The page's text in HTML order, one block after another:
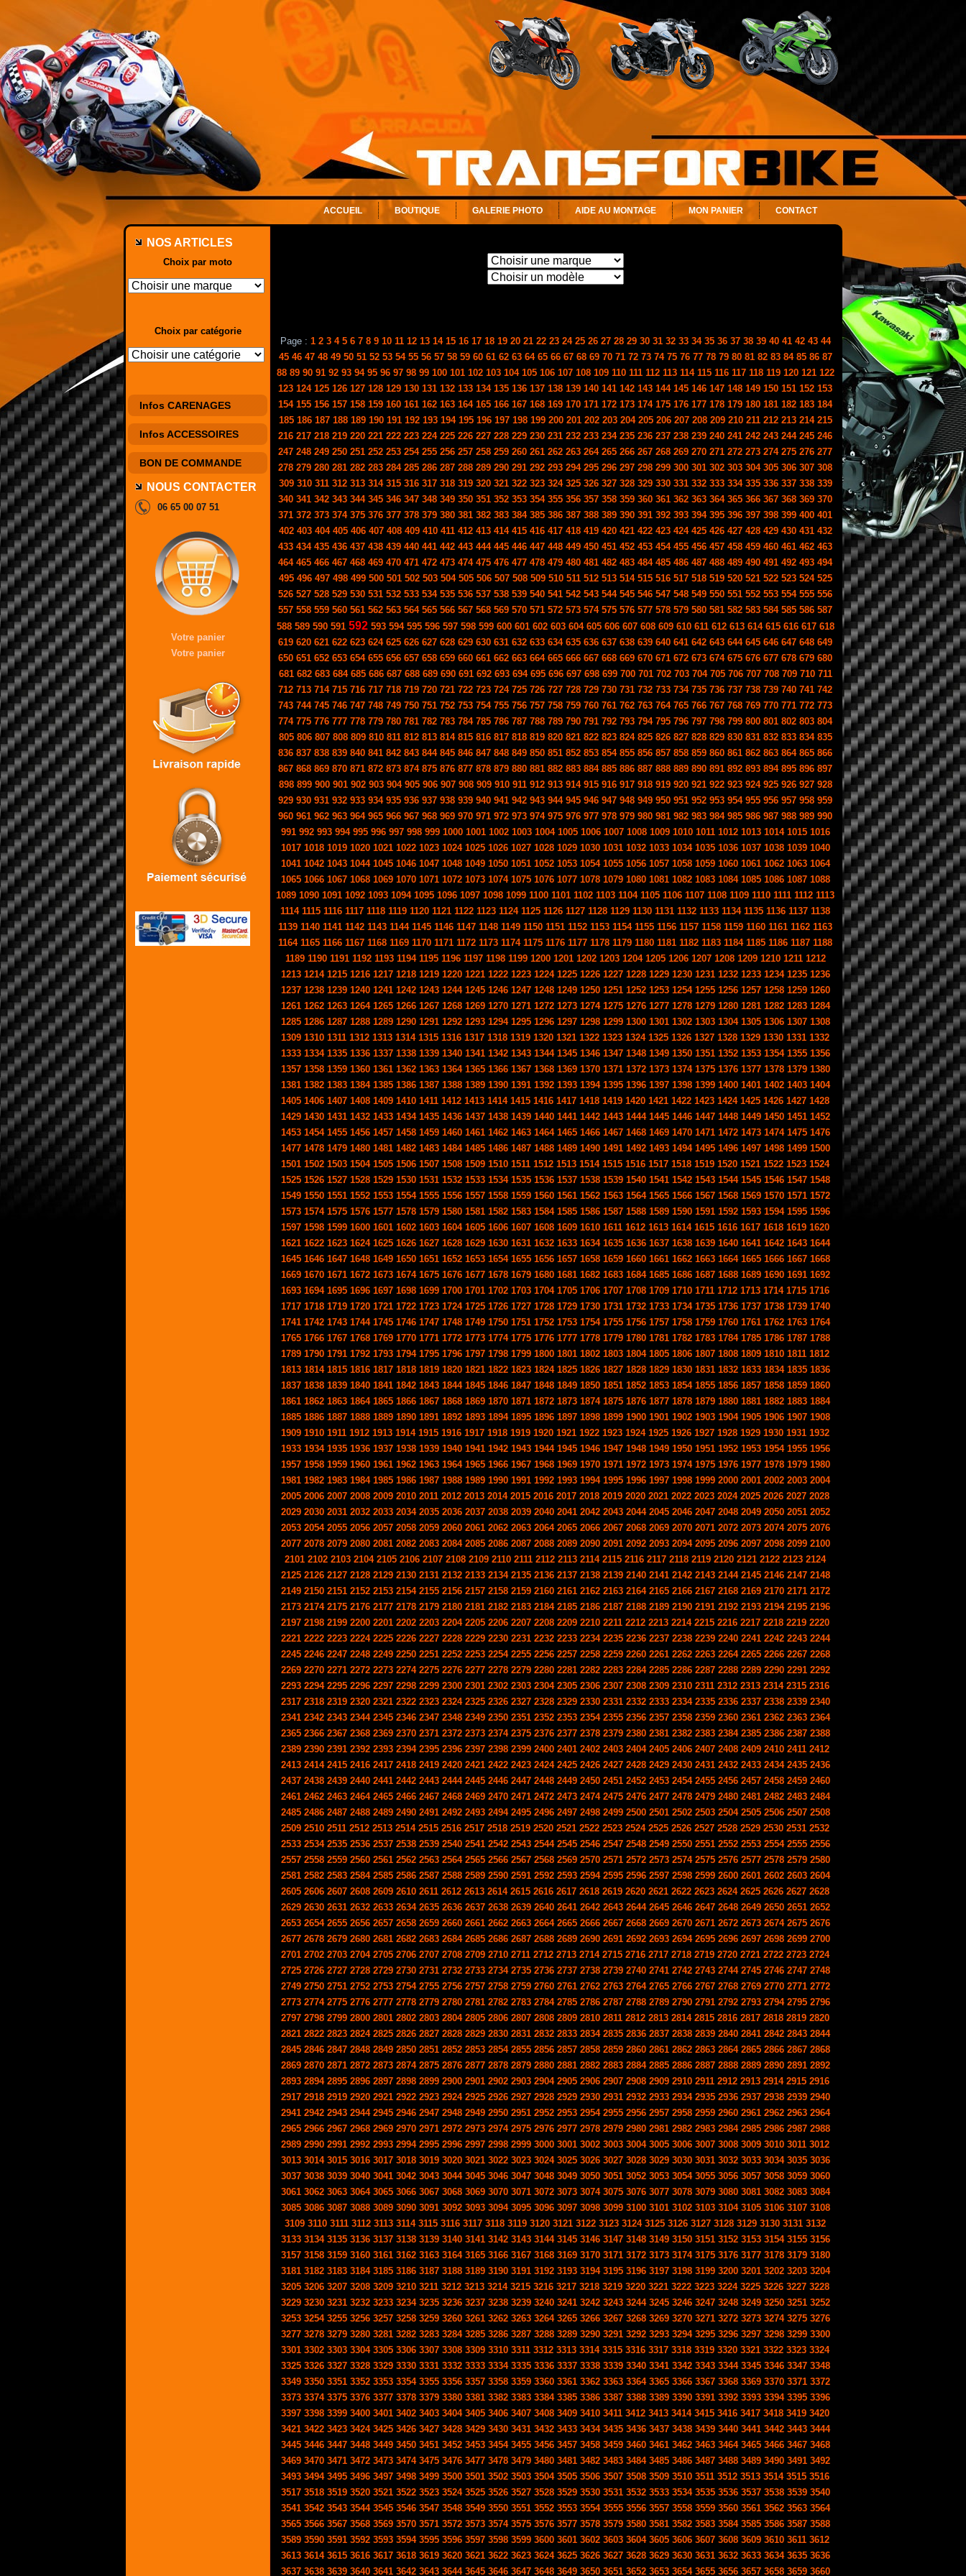
ACCUEIL BOUTIQUE GALERIE PHOTO AIDE AU MONTAGE MON PANIER CONTACT
NOS ARTICLES
Choix par moto
Choix par catégorie
Infos CARENAGES
Infos ACCESSOIRES
BON DE COMMANDE
NOUS CONTACTER
06 65 00 07 51
Votre panier
Votre panier
Page : 1 2 3 4 5 6 7 8 9 10 11 12 13 14 15 16 17 18 19 20 21 22 23 24 25 26 27 28 29 30 31 32 33 34 35 36 37 38 39 40 41 42 43 44
45 46 47 48 49 50 51 52 53 54 55 56 57 58 59 60 61 62 63 64 65 66 67 68 69 70 71 72 73 74 75 76 77 78 79 80 81 82 83 84 85 86 87
88 89 90 91 92 93 94 95 96 97 98 99 100 101 102 103 104 105 106 107 108 109 110 111 112 113 114 115 116 117 118 119 120 121 122
123 124 125 126 127 128 129 130 131 132 133 134 135 136 137 138 139 140 141 142 143 144 145 146 147 148 149 150 151 152 153
154 155 156 157 158 159 160 161 162 163 164 165 166 167 168 169 170 171 172 173 174 175 176 177 178 179 180 181 182 183 184
185 186 187 188 189 190 191 192 193 194 195 196 197 198 199 200 201 202 203 204 205 206 207 208 209 210 211 212 213 214 215
216 217 218 219 220 221 222 223 224 225 226 227 228 229 230 231 232 233 234 235 236 237 238 239 240 241 242 243 244 245 246
247 248 249 250 251 252 253 254 255 256 257 258 259 260 261 262 263 264 265 266 267 268 269 270 271 272 273 274 275 276 277
278 279 280 281 282 283 284 285 286 287 288 289 290 291 292 293 294 295 296 297 298 299 300 301 302 303 304 305 306 307 308
309 310 311 312 313 314 315 316 317 318 319 320 321 322 323 324 325 326 327 328 329 330 331 332 333 334 335 336 337 338 339
340 341 342 343 344 345 346 347 348 349 350 351 352 353 354 355 356 357 358 359 360 361 362 363 364 365 366 367 368 369 370
371 372 373 374 375 376 377 378 379 380 381 382 383 384 385 386 387 388 389 390 391 392 393 394 395 396 397 398 399 400 401
402 403 404 405 406 407 408 409 410 411 412 413 414 415 416 417 418 419 420 421 422 423 424 425 426 427 428 429 430 431 432
433 434 435 436 437 438 439 440 441 442 443 444 445 446 447 448 449 450 451 452 453 454 455 456 457 458 459 460 461 462 463
464 465 466 467 468 469 470 471 472 473 474 475 476 477 478 479 480 481 482 483 484 485 486 487 488 489 490 491 492 493 494
495 496 497 498 499 500 501 502 503 504 505 506 507 508 509 510 511 512 513 514 515 516 517 518 519 520 521 522 523 524 525
526 527 528 529 530 531 532 533 534 535 536 537 538 539 540 541 542 543 544 545 546 547 548 549 550 551 552 553 554 555 556
557 558 559 560 561 562 563 564 565 566 567 568 569 570 571 572 573 574 575 576 577 578 579 580 581 582 583 584 585 586 587
588 589 590 591 592 593 594 595 596 597 598 599 600 601 602 603 604 605 606 607 608 609 610 611 612 613 614 615 616 617 618
619 620 621 622 623 624 625 626 627 628 629 630 631 632 633 634 635 636 637 638 639 640 641 642 643 644 645 646 647 648 649
650 651 652 653 654 655 656 657 658 659 660 661 662 663 664 665 666 667 668 669 670 671 672 673 674 675 676 677 678 679 680
681 682 683 684 685 686 687 688 689 690 691 692 693 694 695 696 697 698 699 700 701 702 703 704 705 706 707 708 709 710 711
712 713 714 715 716 717 718 719 720 721 722 723 724 725 726 727 728 729 730 731 732 733 734 735 736 737 738 739 740 741 742
743 744 745 746 747 748 749 750 751 752 753 754 755 756 757 758 759 760 761 762 763 764 765 766 767 768 769 770 771 772 773
774 775 776 777 778 779 780 781 782 783 784 785 786 787 788 789 790 791 792 793 794 795 796 797 798 799 800 801 802 803 804
805 806 807 808 809 810 811 812 813 814 815 816 817 818 819 820 821 822 823 824 825 826 827 828 829 830 831 832 833 834 835
836 837 838 839 840 841 842 843 844 845 846 847 848 849 850 851 852 853 854 855 856 857 858 859 860 861 862 863 864 865 866
867 868 869 870 871 872 873 874 875 876 877 878 879 880 881 882 883 884 885 886 887 888 889 890 891 892 893 894 895 896 897
898 899 900 901 902 903 904 905 906 907 908 909 910 911 912 913 914 915 916 917 918 919 920 921 922 923 924 925 926 927 928
929 930 931 932 933 934 935 936 937 938 939 940 941 942 943 944 945 946 947 948 949 950 951 952 953 954 955 956 957 958 959
960 961 962 963 964 965 966 967 968 969 970 971 972 973 974 975 976 977 978 979 980 981 982 983 984 985 986 987 988 989 990
991 992 993 994 995 996 997 998 999 1000 1001 1002 1003 1004 1005 1006 1007 1008 1009 1010 1011 1012 1013 1014 1015 1016
1017 1018 1019 1020 1021 1022 1023 1024 1025 1026 1027 1028 1029 1030 1031 1032 1033 1034 1035 1036 1037 1038 1039 1040
1041 1042 1043 1044 1045 1046 1047 1048 1049 1050 1051 1052 1053 1054 1055 1056 1057 1058 1059 1060 1061 1062 1063 1064
1065 1066 1067 1068 1069 1070 1071 1072 1073 1074 1075 1076 1077 1078 1079 1080 1081 1082 1083 1084 1085 1086 1087 1088
1089 1090 1091 1092 1093 1094 1095 1096 1097 1098 1099 1100 1101 1102 1103 1104 1105 1106 1107 1108 1109 1110 1111 1112 1113
1114 1115 1116 1117 1118 1119 1120 1121 1122 1123 1124 1125 1126 1127 1128 1129 1130 1131 1132 1133 1134 1135 1136 1137 1138
1139 1140 1141 1142 1143 1144 1145 1146 1147 1148 1149 1150 1151 1152 1153 1154 1155 1156 1157 1158 1159 1160 1161 1162 1163
1164 1165 1166 1167 1168 1169 1170 1171 1172 1173 1174 1175 1176 1177 1178 1179 1180 1181 1182 1183 1184 1185 1186 1187 1188
1189 1190 1191 1192 1193 1194 1195 1196 1197 1198 1199 1200 1201 1202 1203 1204 1205 1206 1207 1208 1209 1210 1211 1212
1213 1214 1215 1216 1217 1218 1219 1220 1221 1222 1223 1224 1225 1226 1227 1228 1229 1230 1231 1232 1233 1234 1235 1236
1237 1238 1239 1240 1241 1242 1243 1244 1245 1246 1247 1248 1249 1250 1251 1252 1253 1254 1255 1256 1257 1258 1259 1260
1261 1262 1263 1264 1265 1266 1267 1268 1269 1270 1271 1272 1273 1274 1275 1276 1277 1278 1279 1280 1281 1282 1283 1284
1285 1286 1287 1288 1289 1290 1291 1292 1293 1294 1295 1296 1297 1298 1299 1300 1301 1302 1303 1304 1305 1306 1307 1308
1309 1310 1311 1312 1313 1314 1315 1316 1317 1318 1319 1320 1321 1322 1323 1324 1325 1326 1327 1328 1329 1330 1331 1332
1333 1334 1335 1336 1337 1338 1339 1340 1341 1342 1343 1344 1345 1346 1347 1348 1349 1350 1351 1352 1353 1354 1355 1356
1357 1358 1359 1360 1361 1362 1363 1364 1365 1366 1367 1368 1369 1370 1371 1372 1373 1374 1375 1376 1377 1378 1379 1380
1381 1382 1383 1384 1385 1386 1387 1388 1389 1390 1391 1392 1393 1394 1395 1396 1397 1398 1399 1400 1401 1402 1403 1404
1405 1406 1407 1408 1409 1410 1411 1412 1413 1414 1415 1416 1417 1418 1419 1420 1421 1422 1423 1424 1425 1426 1427 1428
1429 1430 1431 1432 1433 1434 1435 1436 1437 1438 1439 1440 1441 1442 1443 1444 1445 1446 1447 1448 1449 1450 1451 1452
1453 1454 1455 1456 1457 1458 1459 1460 1461 1462 1463 1464 1465 1466 1467 1468 1469 1470 1471 1472 1473 1474 1475 1476
1477 1478 1479 1480 1481 1482 1483 1484 1485 1486 1487 1488 1489 1490 1491 1492 1493 1494 1495 1496 1497 1498 1499 1500
1501 1502 1503 1504 1505 1506 1507 1508 1509 1510 1511 1512 1513 1514 1515 1516 1517 1518 1519 1520 1521 1522 1523 1524
1525 1526 1527 1528 1529 1530 1531 1532 1533 1534 1535 1536 1537 1538 1539 1540 1541 1542 1543 1544 1545 1546 1547 1548
1549 1550 1551 1552 1553 1554 1555 1556 1557 1558 1559 1560 1561 1562 1563 1564 1565 1566 1567 1568 1569 1570 1571 1572
1573 1574 1575 1576 1577 1578 1579 1580 1581 1582 1583 1584 1585 1586 1587 1588 1589 1590 1591 1592 1593 1594 1595 1596
1597 1598 1599 1600 1601 1602 1603 1604 1605 1606 1607 1608 1609 1610 1611 1612 1613 1614 1615 1616 1617 1618 1619 1620
1621 1622 1623 1624 1625 1626 1627 1628 1629 1630 1631 1632 1633 1634 1635 1636 1637 1638 1639 1640 1641 1642 1643 1644
1645 1646 1647 1648 1649 1650 1651 1652 1653 1654 1655 1656 1657 1658 1659 1660 1661 1662 1663 1664 1665 1666 1667 1668
1669 1670 1671 1672 1673 1674 1675 1676 1677 1678 1679 1680 1681 1682 1683 1684 1685 1686 1687 1688 1689 1690 1691 1692
1693 1694 1695 1696 1697 1698 1699 1700 1701 1702 1703 1704 1705 1706 1707 1708 1709 1710 1711 1712 1713 1714 1715 1716
1717 1718 1719 1720 1721 1722 1723 1724 1725 1726 1727 1728 1729 1730 1731 1732 1733 1734 1735 1736 1737 1738 1739 1740
1741 1742 1743 1744 1745 1746 1747 1748 1749 1750 1751 1752 1753 1754 1755 1756 1757 1758 1759 1760 1761 1762 1763 1764
1765 1766 1767 1768 1769 1770 1771 1772 1773 1774 1775 1776 1777 1778 1779 1780 1781 1782 1783 1784 1785 1786 1787 1788
1789 1790 1791 1792 1793 1794 1795 1796 1797 1798 1799 1800 1801 1802 1803 1804 1805 1806 1807 1808 1809 1810 1811 1812
1813 1814 1815 1816 1817 1818 1819 1820 1821 1822 1823 1824 1825 1826 1827 1828 1829 1830 1831 1832 1833 1834 1835 1836
1837 1838 1839 1840 1841 1842 1843 1844 1845 1846 1847 1848 1849 1850 1851 1852 1853 1854 1855 1856 1857 1858 1859 1860
1861 1862 1863 1864 1865 1866 1867 1868 1869 1870 1871 1872 1873 1874 1875 1876 1877 1878 1879 1880 1881 1882 1883 1884
1885 1886 1887 1888 1889 1890 1891 1892 1893 1894 1895 1896 1897 1898 1899 1900 1901 1902 1903 1904 1905 1906 1907 1908
1909 1910 1911 1912 1913 1914 1915 1916 1917 1918 1919 1920 1921 1922 1923 1924 1925 1926 1927 1928 1929 1930 1931 1932
1933 1934 1935 1936 1937 1938 1939 1940 1941 1942 1943 1944 1945 1946 1947 1948 1949 1950 1951 1952 1953 1954 1955 1956
1957 1958 1959 1960 1961 1962 1963 1964 1965 1966 1967 1968 1969 1970 1971 1972 1973 1974 1975 1976 1977 1978 1979 1980
1981 1982 1983 1984 1985 1986 1987 1988 1989 1990 1991 1992 1993 1994 1995 1996 1997 1998 1999 2000 2001 2002 2003 2004
2005 2006 2007 2008 2009 2010 2011 2012 2013 2014 2015 2016 2017 2018 2019 2020 2021 2022 2023 2024 2025 2026 2027 2028
2029 2030 2031 2032 2033 2034 2035 2036 2037 2038 2039 2040 2041 2042 2043 2044 2045 2046 2047 2048 2049 2050 2051 2052
2053 2054 2055 2056 2057 2058 2059 2060 2061 2062 2063 2064 2065 2066 2067 2068 2069 2070 2071 2072 2073 2074 2075 2076
2077 2078 2079 2080 2081 2082 2083 2084 2085 2086 2087 2088 2089 2090 2091 2092 2093 2094 2095 2096 2097 2098 2099 2100
2101 2102 2103 2104 2105 2106 2107 2108 2109 2110 2111 2112 2113 2114 2115 2116 2117 2118 2119 2120 2121 2122 2123 2124
2125 2126 2127 2128 2129 2130 2131 2132 2133 2134 2135 2136 2137 2138 2139 2140 2141 2142 2143 2144 2145 2146 2147 2148
2149 2150 2151 2152 2153 2154 2155 2156 2157 2158 2159 2160 2161 2162 2163 2164 2165 2166 2167 2168 2169 2170 2171 2172
2173 2174 2175 2176 2177 2178 2179 2180 2181 2182 2183 2184 2185 2186 2187 2188 2189 2190 2191 2192 2193 2194 2195 2196
2197 2198 2199 2200 2201 2202 2203 2204 2205 2206 2207 2208 2209 2210 2211 2212 2213 2214 2215 2216 2217 2218 2219 2220
2221 2222 2223 2224 2225 2226 2227 2228 2229 2230 2231 2232 2233 2234 2235 2236 2237 2238 2239 2240 2241 2242 2243 2244
2245 2246 2247 2248 2249 2250 2251 2252 2253 2254 2255 2256 2257 2258 2259 2260 2261 2262 2263 2264 2265 2266 2267 2268
2269 2270 2271 2272 2273 2274 2275 2276 2277 2278 2279 2280 2281 2282 2283 2284 2285 2286 2287 2288 2289 2290 2291 2292
2293 2294 2295 2296 2297 2298 2299 2300 2301 2302 2303 2304 2305 2306 2307 2308 2309 2310 2311 2312 2313 2314 2315 2316
2317 2318 2319 2320 2321 2322 2323 2324 2325 2326 2327 2328 2329 2330 2331 2332 2333 2334 2335 2336 2337 2338 2339 2340
2341 2342 2343 2344 2345 2346 2347 2348 2349 2350 2351 2352 2353 2354 2355 2356 2357 2358 2359 2360 2361 2362 2363 2364
2365 2366 2367 2368 2369 2370 2371 2372 2373 2374 2375 2376 2377 2378 2379 2380 2381 2382 2383 2384 2385 2386 2387 2388
2389 2390 2391 2392 2393 2394 2395 2396 2397 2398 2399 2400 2401 2402 2403 2404 2405 2406 2407 2408 2409 2410 2411 2412
2413 2414 2415 2416 2417 2418 2419 2420 2421 2422 2423 2424 2425 2426 2427 2428 2429 2430 2431 2432 2433 2434 2435 2436
2437 2438 2439 2440 2441 2442 2443 2444 2445 2446 2447 2448 2449 2450 2451 2452 2453 2454 2455 2456 2457 2458 2459 2460
2461 2462 2463 2464 2465 2466 2467 2468 2469 2470 2471 2472 2473 2474 2475 2476 2477 2478 2479 2480 2481 2482 2483 2484
2485 2486 2487 2488 2489 2490 2491 2492 2493 2494 2495 2496 2497 2498 2499 2500 2501 2502 2503 2504 2505 2506 2507 2508
2509 2510 2511 2512 2513 2514 2515 2516 2517 2518 2519 2520 2521 2522 2523 2524 2525 2526 2527 2528 2529 2530 2531 2532
2533 2534 2535 2536 2537 2538 2539 2540 2541 2542 2543 2544 2545 2546 2547 2548 2549 2550 2551 2552 2553 2554 2555 2556
2557 2558 2559 2560 2561 2562 2563 2564 2565 2566 2567 2568 2569 2570 2571 2572 2573 2574 2575 2576 2577 2578 2579 2580
2581 2582 2583 2584 2585 2586 2587 2588 2589 2590 2591 2592 2593 2594 2595 2596 2597 2598 2599 2600 2601 2602 2603 2604
2605 2606 2607 2608 2609 2610 2611 2612 2613 2614 2615 2616 2617 2618 2619 2620 2621 2622 2623 2624 2625 2626 2627 2628
2629 2630 2631 2632 2633 2634 2635 2636 2637 2638 2639 2640 2641 2642 2643 2644 2645 2646 2647 2648 2649 2650 2651 2652
2653 2654 2655 2656 2657 2658 2659 2660 2661 2662 2663 2664 2665 2666 2667 2668 2669 2670 2671 2672 2673 2674 2675 2676
2677 2678 2679 2680 2681 2682 2683 2684 2685 2686 2687 2688 2689 2690 2691 2692 2693 2694 2695 2696 2697 2698 2699 2700
2701 2702 2703 2704 2705 2706 2707 2708 2709 2710 2711 2712 2713 2714 2715 2716 2717 2718 2719 2720 2721 2722 2723 2724
2725 2726 2727 2728 2729 2730 2731 2732 2733 2734 2735 2736 2737 2738 2739 2740 2741 2742 2743 2744 2745 2746 2747 2748
2749 2750 2751 2752 2753 2754 2755 2756 2757 2758 2759 2760 2761 2762 2763 2764 2765 2766 2767 2768 2769 2770 2771 2772
2773 2774 2775 2776 2777 2778 2779 2780 2781 2782 2783 2784 2785 2786 2787 2788 2789 2790 2791 2792 2793 2794 2795 2796
2797 2798 2799 2800 2801 2802 2803 2804 2805 2806 2807 2808 2809 2810 2811 2812 2813 2814 2815 2816 2817 2818 2819 2820
2821 2822 2823 2824 2825 2826 2827 2828 2829 2830 2831 2832 2833 2834 2835 2836 2837 2838 2839 2840 2841 2842 2843 2844
2845 2846 2847 2848 2849 2850 2851 2852 2853 2854 2855 2856 2857 2858 2859 2860 2861 2862 2863 2864 2865 2866 2867 2868
2869 2870 2871 2872 2873 2874 2875 2876 2877 2878 2879 2880 2881 2882 2883 2884 2885 2886 2887 2888 2889 2890 2891 2892
2893 2894 2895 2896 2897 2898 2899 2900 2901 2902 2903 2904 2905 2906 2907 2908 2909 2910 2911 2912 2913 2914 2915 2916
2917 2918 2919 2920 2921 2922 2923 2924 2925 2926 2927 2928 2929 2930 2931 2932 2933 2934 2935 2936 2937 2938 2939 2940
2941 2942 2943 2944 2945 2946 2947 2948 2949 2950 2951 2952 2953 2954 2955 2956 2957 2958 2959 2960 2961 2962 2963 2964
2965 2966 2967 2968 2969 2970 2971 2972 2973 2974 2975 2976 2977 2978 2979 2980 2981 2982 2983 2984 2985 2986 2987 2988
2989 2990 2991 2992 2993 2994 2995 2996 2997 2998 2999 3000 3001 3002 3003 3004 3005 3006 3007 3008 3009 3010 3011 3012
3013 3014 3015 3016 3017 3018 3019 3020 3021 3022 3023 3024 3025 3026 3027 3028 3029 3030 3031 3032 3033 3034 3035 3036
3037 3038 3039 3040 3041 3042 3043 3044 3045 3046 3047 3048 3049 3050 3051 3052 3053 3054 3055 3056 3057 3058 3059 3060
3061 3062 3063 3064 3065 3066 3067 3068 3069 3070 3071 3072 3073 3074 3075 3076 3077 3078 3079 3080 3081 3082 3083 3084
3085 3086 3087 3088 3089 3090 3091 3092 3093 3094 3095 3096 3097 3098 3099 3100 3101 3102 3103 3104 3105 3106 3107 3108
3109 3110 3111 3112 3113 3114 3115 3116 3117 3118 3119 3120 3121 3122 3123 3124 3125 3126 3127 3128 3129 3130 3131 3132
3133 3134 3135 3136 3137 3138 3139 3140 3141 3142 3143 3144 3145 3146 3147 3148 3149 3150 3151 3152 3153 3154 3155 3156
3157 3158 3159 3160 3161 3162 3163 3164 3165 3166 3167 3168 3169 3170 3171 3172 3173 3174 3175 3176 3177 3178 3179 3180
3181 3182 3183 3184 3185 3186 3187 3188 3189 3190 3191 3192 3193 3194 3195 3196 3197 3198 3199 3200 3201 3202 3203 3204
3205 3206 3207 3208 3209 3210 3211 3212 3213 3214 3215 3216 3217 3218 3219 3220 3221 3222 3223 3224 3225 3226 3227 3228
3229 3230 3231 3232 3233 3234 3235 3236 3237 3238 3239 3240 3241 3242 3243 3244 3245 3246 3247 3248 3249 3250 3251 3252
3253 3254 3255 3256 3257 3258 3259 3260 3261 3262 3263 3264 3265 3266 3267 3268 3269 3270 3271 3272 3273 3274 3275 3276
3277 3278 3279 3280 3281 3282 3283 3284 3285 3286 3287 3288 3289 3290 3291 3292 3293 3294 3295 3296 3297 3298 3299 3300
3301 3302 3303 3304 3305 3306 3307 3308 3309 3310 3311 3312 3313 3314 3315 3316 3317 3318 3319 3320 3321 3322 3323 3324
3325 3326 3327 3328 3329 3330 3331 3332 3333 3334 3335 3336 3337 3338 3339 3340 3341 3342 3343 3344 3345 3346 3347 3348
3349 3350 3351 3352 3353 3354 3355 3356 3357 3358 3359 3360 3361 3362 3363 3364 3365 3366 3367 3368 3369 3370 3371 3372
3373 3374 3375 3376 3377 3378 3379 3380 3381 3382 3383 3384 3385 3386 3387 3388 3389 3390 3391 3392 3393 3394 3395 3396
3397 3398 3399 3400 3401 3402 3403 3404 3405 3406 3407 3408 3409 3410 3411 3412 3413 3414 3415 3416 3417 3418 3419 3420
3421 3422 3423 3424 3425 3426 3427 3428 3429 3430 3431 3432 3433 3434 3435 3436 3437 3438 3439 3440 3441 3442 3443 3444
3445 3446 3447 3448 3449 3450 3451 3452 3453 3454 3455 3456 3457 3458 3459 3460 3461 3462 3463 3464 3465 3466 3467 3468
3469 3470 3471 3472 3473 3474 3475 3476 3477 3478 3479 3480 3481 3482 3483 3484 3485 3486 3487 3488 3489 3490 3491 3492
3493 3494 3495 3496 3497 3498 3499 3500 3501 3502 3503 3504 3505 3506 3507 3508 3509 3510 3511 3512 3513 3514 3515 3516
3517 3518 3519 3520 3521 3522 3523 3524 3525 3526 3527 3528 3529 3530 3531 3532 3533 3534 3535 3536 3537 3538 3539 3540
3541 3542 3543 3544 3545 3546 3547 3548 3549 3550 3551 3552 3553 3554 3555 3556 3557 3558 3559 3560 3561 3562 3563 3564
3565 3566 3567 3568 3569 3570 3571 3572 3573 3574 3575 3576 3577 3578 3579 3580 3581 3582 3583 3584 3585 3586 3587 3588
3589 3590 3591 3592 3593 3594 3595 3596 3597 3598 3599 3600 3601 3602 3603 3604 3605 3606 3607 3608 3609 3610 3611 3612
3613 3614 3615 3616 3617 3618 3619 3620 3621 3622 3623 3624 3625 3626 3627 3628 3629 3630 3631 3632 3633 3634 3635 3636
3637 3638 3639 3640 3641 3642 3643 3644 3645 3646 3647 3648 3649 3650 3651 3652 3653 3654 3655 3656 3657 3658 3659 3660